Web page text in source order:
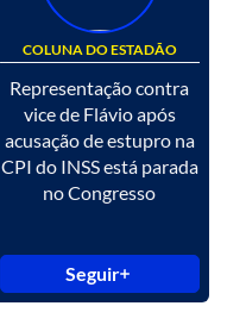
COLUNA DO ESTADÃO
Representação contra
vice de Flávio após
acusação de estupro na
CPI do INSS está parada
no Congresso
Seguir